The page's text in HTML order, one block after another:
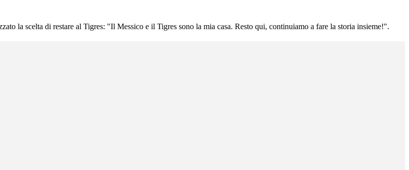
la scelta di restare al Tigres: "Il Messico e il Tigres sono la mia casa. Resto qui, continuiamo a fare la storia insieme!".